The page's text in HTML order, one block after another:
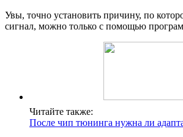
Увы, точно установить причину, по
сигнал, можно только с помощью
Читайте также:
После чип тюнинга нужна ли